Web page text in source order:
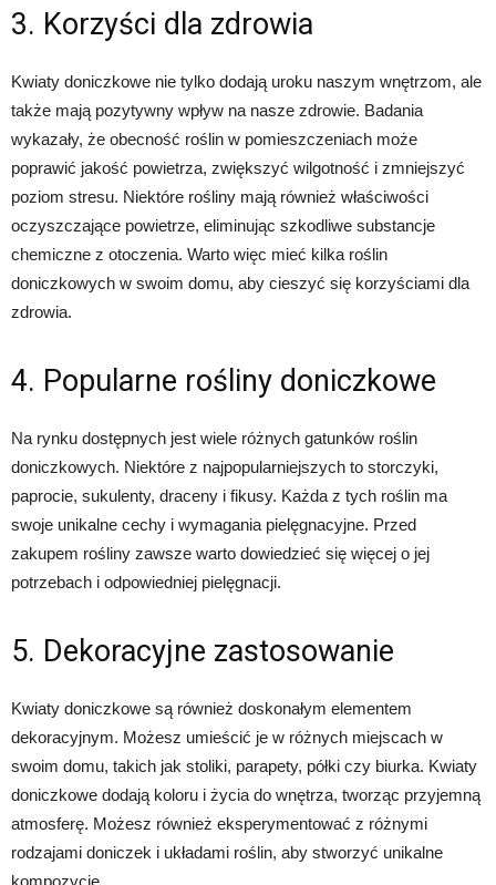
3. Korzyści dla zdrowia
Kwiaty doniczkowe nie tylko dodają uroku naszym wnętrzom, ale
także mają pozytywny wpływ na nasze zdrowie. Badania
wykazały, że obecność roślin w pomieszczeniach może
poprawić jakość powietrza, zwiększyć wilgotność i zmniejszyć
poziom stresu. Niektóre rośliny mają również właściwości
oczyszczające powietrze, eliminując szkodliwe substancje
chemiczne z otoczenia. Warto więc mieć kilka roślin
doniczkowych w swoim domu, aby cieszyć się korzyściami dla
zdrowia.
4. Popularne rośliny doniczkowe
Na rynku dostępnych jest wiele różnych gatunków roślin
doniczkowych. Niektóre z najpopularniejszych to storczyki,
paprocie, sukulenty, draceny i fikusy. Każda z tych roślin ma
swoje unikalne cechy i wymagania pielęgnacyjne. Przed
zakupem rośliny zawsze warto dowiedzieć się więcej o jej
potrzebach i odpowiedniej pielęgnacji.
5. Dekoracyjne zastosowanie
Kwiaty doniczkowe są również doskonałym elementem
dekoracyjnym. Możesz umieścić je w różnych miejscach w
swoim domu, takich jak stoliki, parapety, półki czy biurka. Kwiaty
doniczkowe dodają koloru i życia do wnętrza, tworząc przyjemną
atmosferę. Możesz również eksperymentować z różnymi
rodzajami doniczek i układami roślin, aby stworzyć unikalne
kompozycje.